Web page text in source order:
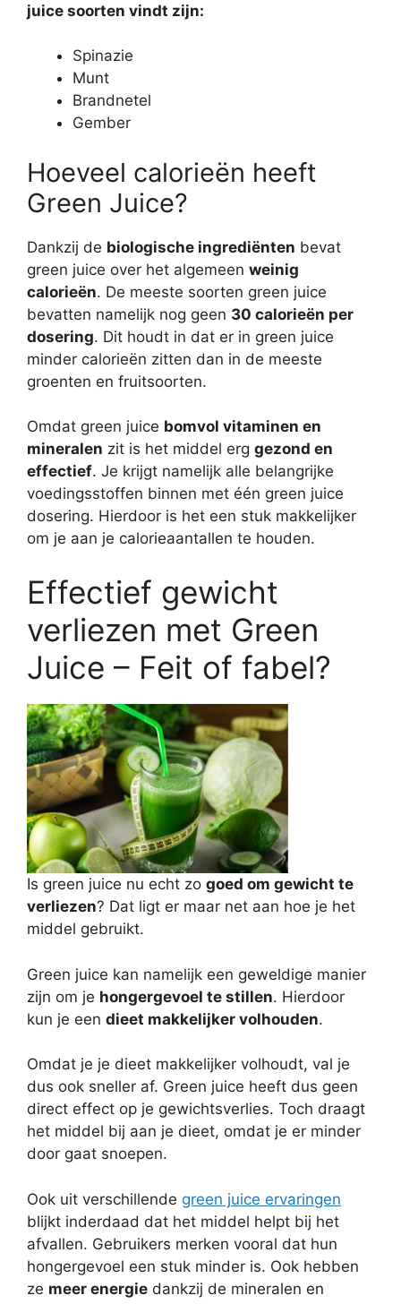
juice soorten vindt zijn:
Spinazie
Munt
Brandnetel
Gember
Hoeveel calorieën heeft
Green Juice?
Dankzij de biologische ingrediënten bevat
green juice over het algemeen weinig
calorieën. De meeste soorten green juice
bevatten namelijk nog geen 30 calorieën per
dosering. Dit houdt in dat er in green juice
minder calorieën zitten dan in de meeste
groenten en fruitsoorten.
Omdat green juice bomvol vitaminen en
mineralen zit is het middel erg gezond en
effectief. Je krijgt namelijk alle belangrijke
voedingsstoffen binnen met één green juice
dosering. Hierdoor is het een stuk makkelijker
om je aan je calorieaantallen te houden.
Effectief gewicht
verliezen met Green
Juice – Feit of fabel?
Is green juice nu echt zo goed om gewicht te
verliezen? Dat ligt er maar net aan hoe je het
middel gebruikt.
Green juice kan namelijk een geweldige manier
zijn om je hongergevoel te stillen. Hierdoor
kun je een dieet makkelijker volhouden.
Omdat je je dieet makkelijker volhoudt, val je
dus ook sneller af. Green juice heeft dus geen
direct effect op je gewichtsverlies. Toch draagt
het middel bij aan je dieet, omdat je er minder
door gaat snoepen.
Ook uit verschillende green juice ervaringen
blijkt inderdaad dat het middel helpt bij het
afvallen. Gebruikers merken vooral dat hun
hongergevoel een stuk minder is. Ook hebben
ze meer energie dankzij de mineralen en